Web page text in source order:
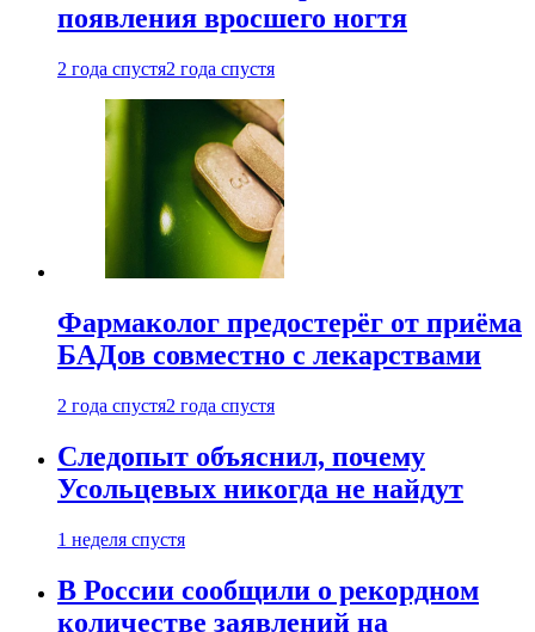
появления вросшего ногтя
2 года спустя2 года спустя
Фармаколог предостерёг от приёма
БАДов совместно с лекарствами
2 года спустя2 года спустя
Следопыт объяснил, почему
Усольцевых никогда не найдут
1 неделя спустя
В России сообщили о рекордном
количестве заявлений на